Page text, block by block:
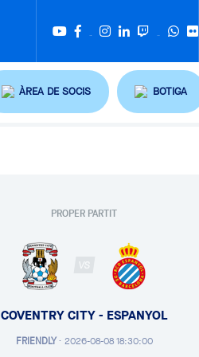
ÀREA DE SOCIS BOTIGA
PROPER PARTIT
VS
COVENTRY CITY - ESPANYOL
FRIENDLY· 2026-08-08 18:30:00